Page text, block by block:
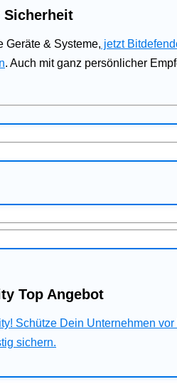
Sicherheit
Geräte & Systeme, jetzt
. Auch mit ganz persönlicher
Top Angebot
Schütze Dein Unternehmen
sichern.